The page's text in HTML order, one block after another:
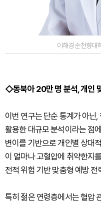
이해경 순천향대
◇동북아 20만 명 분석, 개인
이번 연구는 단순 통계가 아닌
활용한 대규모 분석이라는 점
변이를 기반으로 개인별 상대
이 얼마나 고혈압에 취약한지
전적 위험 기반 맞춤형 예방
특히 젊은 연령층에서는 혈압